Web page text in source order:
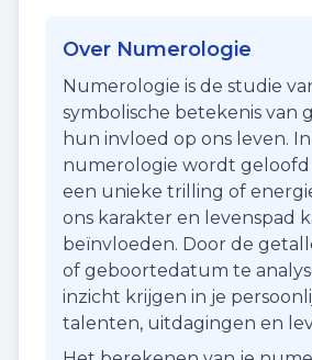
Over Numerologie
Numerologie is de studie
symbolische betekenis van
hun invloed op ons leven.
numerologie wordt geloofd
een unieke trilling of
ons karakter en levenspad
beïnvloeden. Door de
of geboortedatum te
inzicht krijgen in je
talenten, uitdagingen en